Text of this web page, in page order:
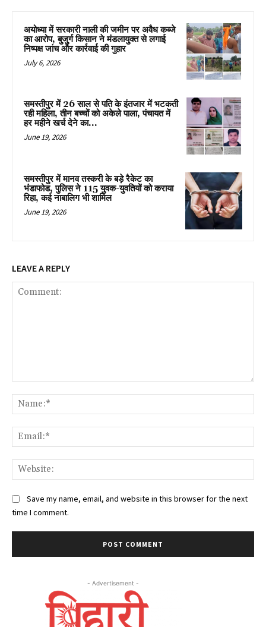
अयोध्या में सरकारी नाली की जमीन पर अवैध कब्जे
का आरोप, बुजुर्ग किसान ने मंडलायुक्त से लगाई
निष्पक्ष जांच और कार्रवाई की गुहार
July 6, 2026
समस्तीपुर में 26 साल से पति के इंतजार में भटकती
रही महिला, तीन बच्चों को अकेले पाला, पंचायत में
हर महीने खर्च देने का...
June 19, 2026
समस्तीपुर में मानव तस्करी के बड़े रैकेट का
भंडाफोड, पुलिस ने 115 युवक-युवतियों को कराया
रिहा, कई नाबालिग भी शामिल
June 19, 2026
LEAVE A REPLY
Save my name, email, and website in this browser for the next
time I comment.
- Advertisement -